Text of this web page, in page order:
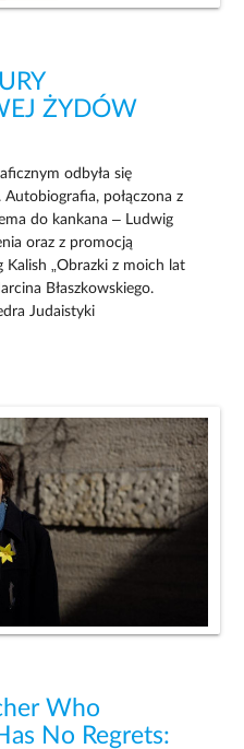
ŻYDÓW
odbyła się
Autobiografia, połączona z
do kankana – Ludwig
oraz z promocją
„Obrazki z moich lat
Błaszkowskiego.
Judaistyki
Who
No Regrets: